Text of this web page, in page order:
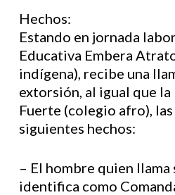
Hechos:
Estando en jornada
Educativa Embera
indígena), recibe una
extorsión, al igual que la
Fuerte (colegio afro),
siguientes hechos:
– El hombre quien llama
identifica como